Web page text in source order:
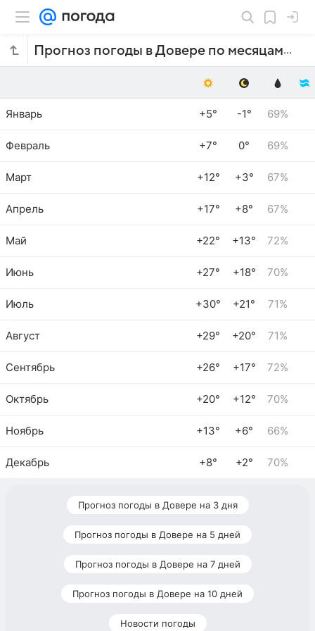
Прогноз погоды в Довере по месяцам
Январь +5° -1° 69%
Февраль +7° 0° 69%
Март +12° +3° 67%
Апрель +17° +8° 67%
Май +22° +13° 72%
Июнь +27° +18° 70%
Июль +30° +21° 71%
Август +29° +20° 71%
Сентябрь +26° +17° 72%
Октябрь +20° +12° 70%
Ноябрь +13° +6° 66%
Декабрь +8° +2° 70%
Прогноз погоды в Довере на 3 дня
Прогноз погоды в Довере на 5 дней
Прогноз погоды в Довере на 7 дней
Прогноз погоды в Довере на 10 дней
Новости погоды